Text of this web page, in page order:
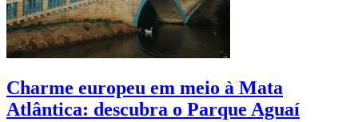
Charme europeu em meio à Mata
Atlântica: descubra o Parque Aguaí